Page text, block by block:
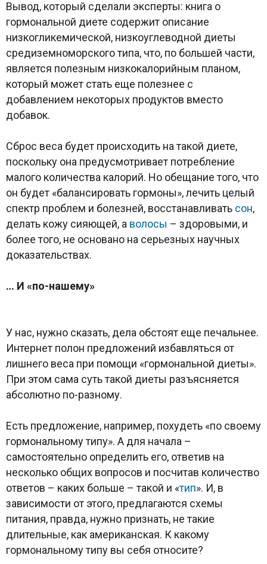
Вывод, который сделали эксперты: книга о
гормональной диете содержит описание
низкогликемической, низкоуглеводной диеты
средиземноморского типа, что, по большей части,
является полезным низкокалорийным планом,
который может стать еще полезнее с
добавлением некоторых продуктов вместо
добавок.
Сброс веса будет происходить на такой диете,
поскольку она предусмотривает потребление
малого количества калорий. Но обещание того, что
он будет «балансировать гормоны», лечить целый
спектр проблем и болезней, восстанавливать сон,
делать кожу сияющей, а волосы – здоровыми, и
более того, не основано на серьезных научных
доказательствах.
… И «по-нашему»
У нас, нужно сказать, дела обстоят еще печальнее.
Интернет полон предложений избавляться от
лишнего веса при помощи «гормональной диеты».
При этом сама суть такой диеты разъясняется
абсолютно по-разному.
Есть предложение, например, похудеть «по своему
гормональному типу». А для начала –
самостоятельно определить его, ответив на
несколько общих вопросов и посчитав количество
ответов – каких больше – такой и «тип». И, в
зависимости от этого, предлагаются схемы
питания, правда, нужно признать, не такие
длительные, как американская. К какому
гормональному типу вы себя относите?